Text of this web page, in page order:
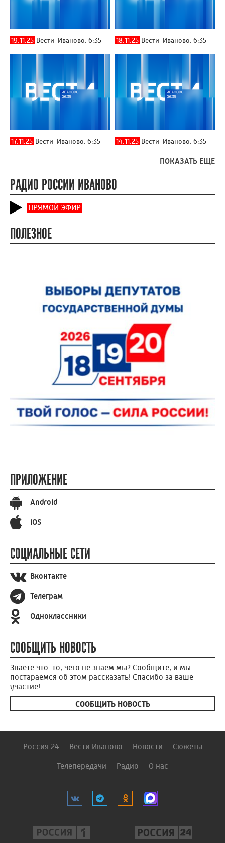
19.11.25 Вести-Иваново. 6:35 18.11.25 Вести-Иваново. 6:35
17.11.25 Вести-Иваново. 6:35 14.11.25 Вести-Иваново. 6:35
ПОКАЗАТЬ ЕЩЕ
РАДИО РОССИИ ИВАНОВО
ПРЯМОЙ ЭФИР
ПОЛЕЗНОЕ
ПРИЛОЖЕНИЕ
Android
iOS
СОЦИАЛЬНЫЕ СЕТИ
Вконтакте
Телеграм
Одноклассники
СООБЩИТЬ НОВОСТЬ
Знаете что-то, чего не знаем мы? Сообщите, и мы
постараемся об этом рассказать! Спасибо за ваше
участие!
СООБЩИТЬ НОВОСТЬ
Россия 24 Вести Иваново Новости Сюжеты
Телепередачи Радио О нас